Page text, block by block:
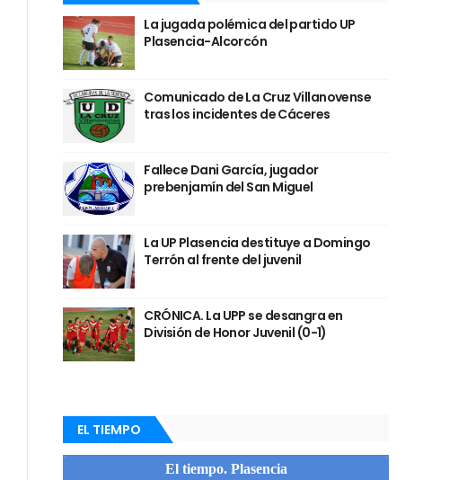
La jugada polémica del partido UP
Plasencia-Alcorcón
Comunicado de La Cruz Villanovense
tras los incidentes de Cáceres
Fallece Dani García, jugador
prebenjamín del San Miguel
La UP Plasencia destituye a Domingo
Terrón al frente del juvenil
CRÓNICA. La UPP se desangra en
División de Honor Juvenil (0-1)
EL TIEMPO